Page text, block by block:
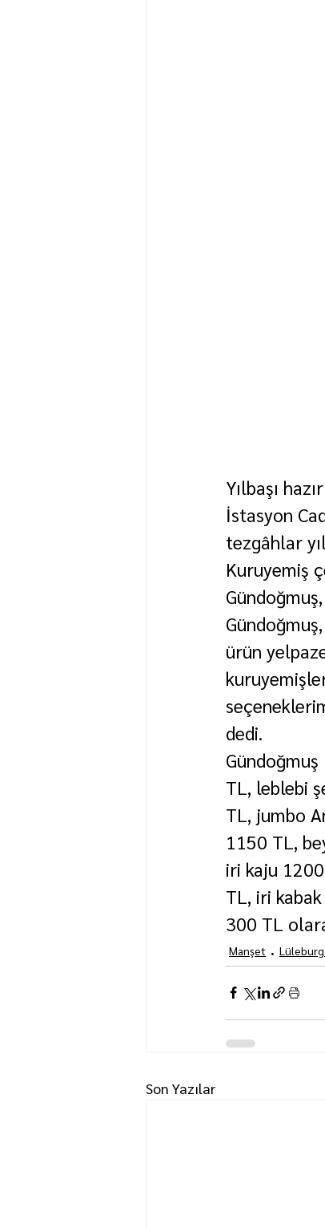
Yılbaşı
İstasyon
tezgâhlar
Kuruyemiş
ürün
dedi.
TL, leblebi
TL, jumbo
1150 TL,
iri kaju
TL, iri
300 TL
Manşet
Son Yazılar